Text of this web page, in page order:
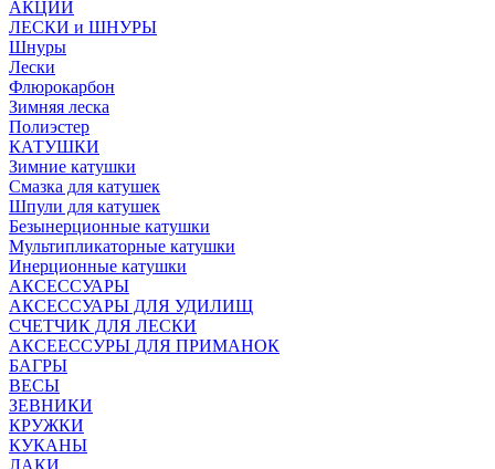
АКЦИИ
ЛЕСКИ и ШНУРЫ
Шнуры
Лески
Флюрокарбон
Зимняя леска
Полиэстер
КАТУШКИ
Зимние катушки
Смазка для катушек
Шпули для катушек
Безынерционные катушки
Мультипликаторные катушки
Инерционные катушки
АКСЕССУАРЫ
АКСЕССУАРЫ ДЛЯ УДИЛИЩ
СЧЕТЧИК ДЛЯ ЛЕСКИ
АКСЕЕССУРЫ ДЛЯ ПРИМАНОК
БАГРЫ
ВЕСЫ
ЗЕВНИКИ
КРУЖКИ
КУКАНЫ
ЛАКИ